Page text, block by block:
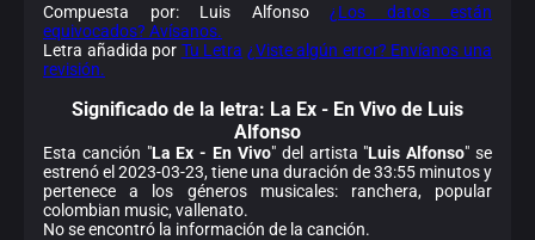
Compuesta por: Luis Alfonso ¿Los datos están
equivocados? Avísanos.
Letra añadida por Tu Letra ¿Viste algún error? Envíanos una
revisión.
Significado de la letra: La Ex - En Vivo de Luis
Alfonso
Esta canción "La Ex - En Vivo" del artista "Luis Alfonso" se
estrenó el 2023-03-23, tiene una duración de 33:55 minutos y
pertenece a los géneros musicales: ranchera, popular
colombian music, vallenato.
No se encontró la información de la canción.